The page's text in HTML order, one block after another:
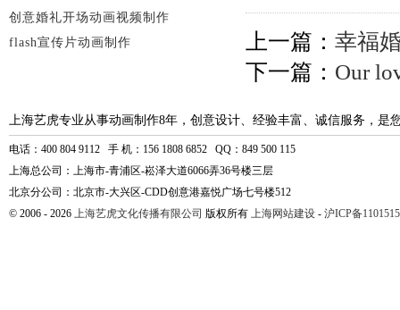
上一篇： 幸福
下一篇： Our
创意婚礼开场动画视频制作
flash宣传片动画制作
上海艺虎专业从事动画制作8年，创意设计、经验丰富、诚信服务，是
电话：400 804 9112 手 机：156 1808 6852 QQ：849 500 115
上海总公司：上海市-青浦区-崧泽大道6066弄36号楼三层
北京分公司：北京市-大兴区-CDD创意港嘉悦广场七号楼512
© 2006 - 2026 上海艺虎文化传播有限公司 版权所有 上海网站建设 - 沪ICP备